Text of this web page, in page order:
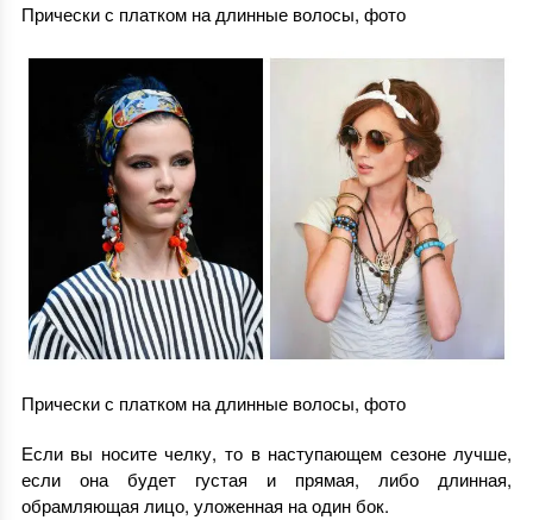
Прически с платком на длинные волосы, фото
Прически с платком на длинные волосы, фото
Если вы носите челку, то в наступающем сезоне лучше,
если она будет густая и прямая, либо длинная,
обрамляющая лицо, уложенная на один бок.